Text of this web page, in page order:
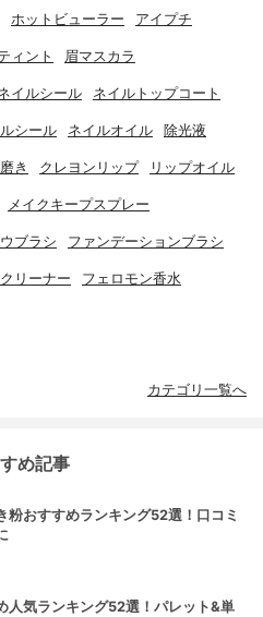
ホットビューラー アイプチ
ィント 眉マスカラ
イルシール ネイルトップコート
シール ネイルオイル 除光液
き クレヨンリップ リップオイル
メイクキープスプレー
ブラシ ファンデーションブラシ
リーナー フェロモン香水
カテゴリ一覧へ
め記事
粉おすすめランキング52選！口コミ
人気ランキング52選！パレット&単